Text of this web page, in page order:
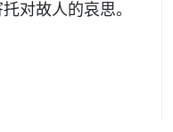
对故人的哀思。